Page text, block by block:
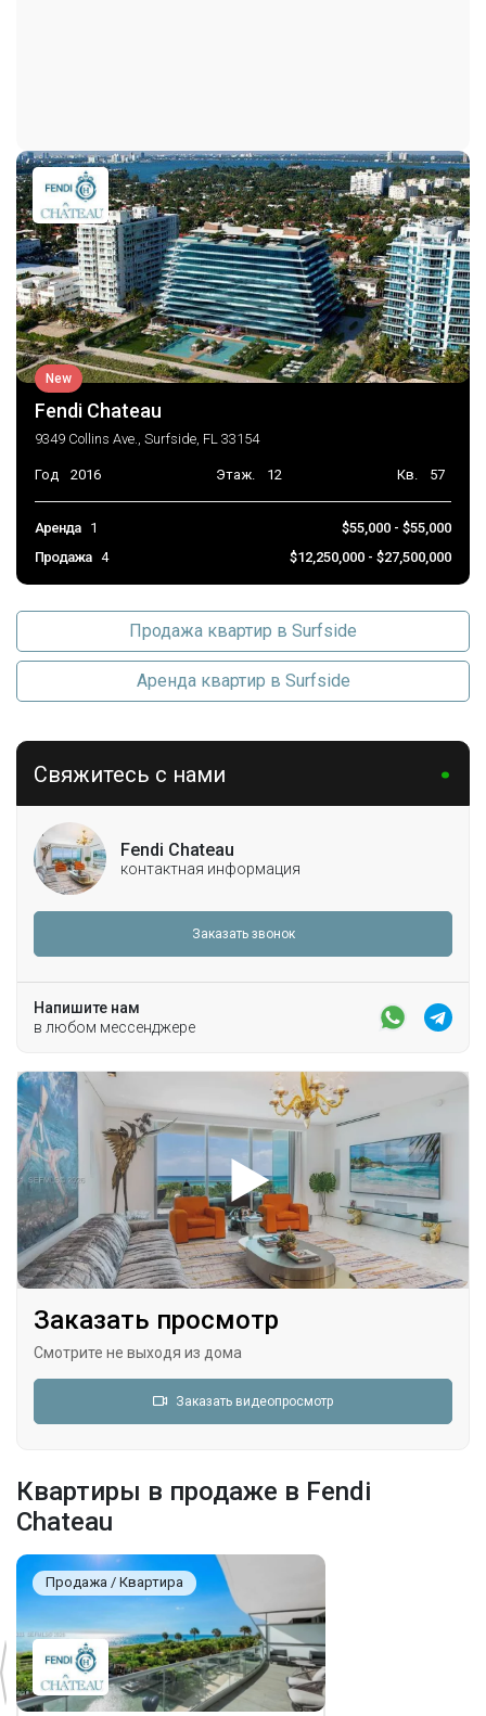
New
Fendi Chateau
9349 Collins Ave., Surfside, FL 33154
Год 2016 Этаж. 12 Кв. 57
Аренда 1
$55,000 - $55,000
Продажа 4 $12,250,000 - $27,500,000
Продажа квартир в Surfside
Аренда квартир в Surfside
Свяжитесь с нами
Fendi Chateau
контактная информация
Заказать звонок
Напишите нам
в любом мессенджере
Заказать просмотр
Смотрите не выходя из дома
Заказать видеопросмотр
Квартиры в продаже в Fendi
Chateau
Продажа / Квартира